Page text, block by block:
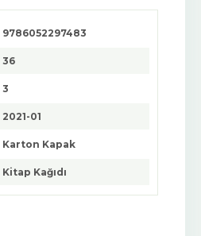
9786052297483
36
3
2021-01
Karton Kapak
Kitap Kağıdı